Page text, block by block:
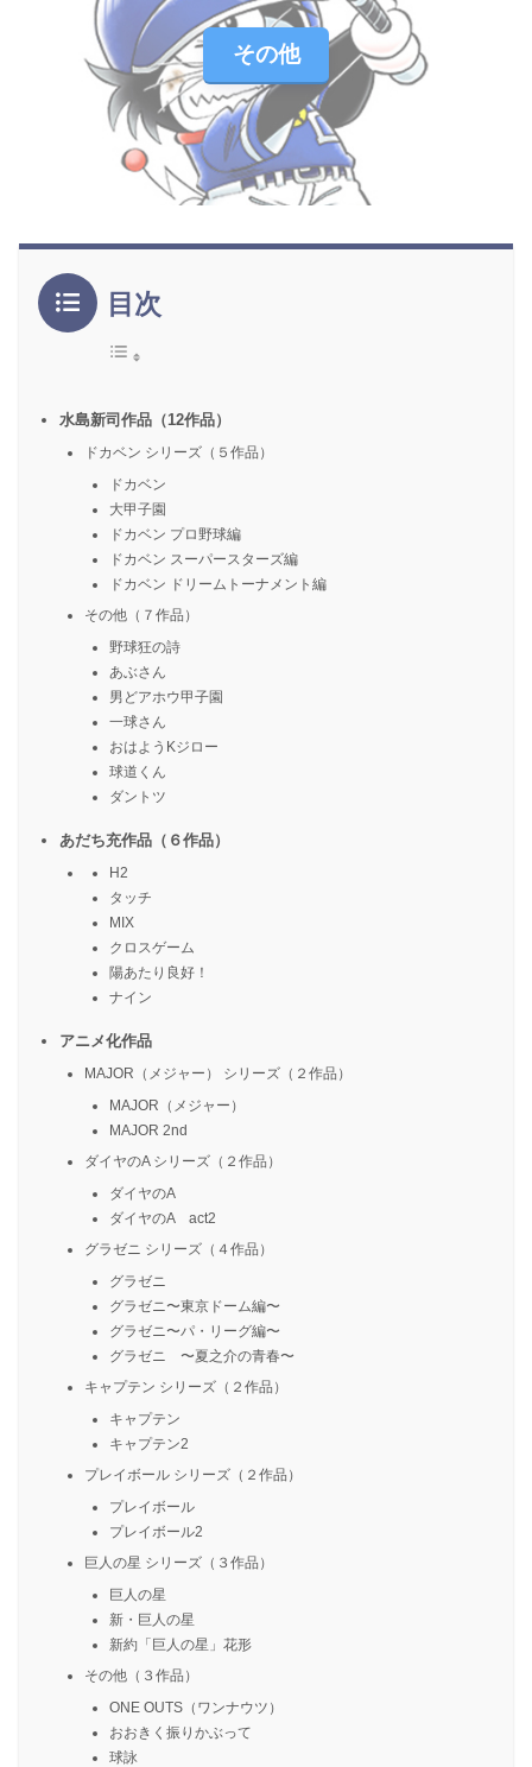
その他
目次
水島新司作品（12作品）
ドカベン シリーズ（５作品）
ドカベン
大甲子園
ドカベン プロ野球編
ドカベン スーパースターズ編
ドカベン ドリームトーナメント編
その他（７作品）
野球狂の詩
あぶさん
男どアホウ甲子園
一球さん
おはようKジロー
球道くん
ダントツ
あだち充作品（６作品）
H2
タッチ
MIX
クロスゲーム
陽あたり良好！
ナイン
アニメ化作品
MAJOR（メジャー） シリーズ（２作品）
MAJOR（メジャー）
MAJOR 2nd
ダイヤのA シリーズ（２作品）
ダイヤのA
ダイヤのA act2
グラゼニ シリーズ（４作品）
グラゼニ
グラゼニ〜東京ドーム編〜
グラゼニ〜パ・リーグ編〜
グラゼニ 〜夏之介の青春〜
キャプテン シリーズ（２作品）
キャプテン
キャプテン2
プレイボール シリーズ（２作品）
プレイボール
プレイボール2
巨人の星 シリーズ（３作品）
巨人の星
新・巨人の星
新約「巨人の星」花形
その他（３作品）
ONE OUTS（ワンナウツ）
おおきく振りかぶって
球詠